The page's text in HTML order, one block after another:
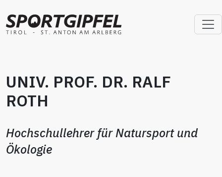
UNIV. PROF. DR. RALF
ROTH
Hochschullehrer für Natursport und
Ökologie